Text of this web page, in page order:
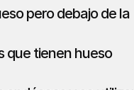
pero debajo de la
que tienen hueso